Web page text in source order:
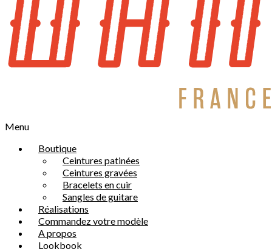
Menu
Boutique
Ceintures patinées
Ceintures gravées
Bracelets en cuir
Sangles de guitare
Réalisations
Commandez votre modèle
A propos
Lookbook